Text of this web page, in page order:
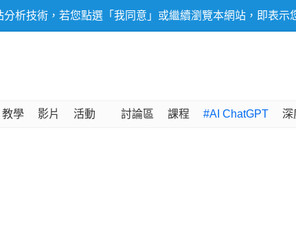
析技術，若您點選「我同意」或繼續瀏覽本網站，即表示
教學 影片 活動 討論區 課程 #AI ChatGPT 深